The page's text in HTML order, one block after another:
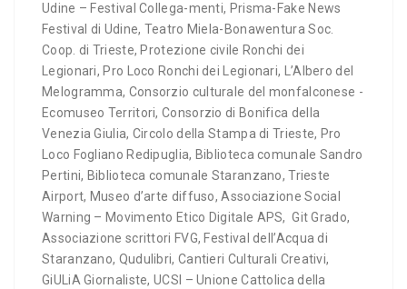
Udine – Festival Collega-menti, Prisma-Fake News
Festival di Udine, Teatro Miela-Bonawentura Soc.
Coop. di Trieste, Protezione civile Ronchi dei
Legionari, Pro Loco Ronchi dei Legionari, L’Albero del
Melogramma, Consorzio culturale del monfalconese -
Ecomuseo Territori, Consorzio di Bonifica della
Venezia Giulia, Circolo della Stampa di Trieste, Pro
Loco Fogliano Redipuglia, Biblioteca comunale Sandro
Pertini, Biblioteca comunale Staranzano, Trieste
Airport, Museo d’arte diffuso, Associazione Social
Warning – Movimento Etico Digitale APS, Git Grado,
Associazione scrittori FVG, Festival dell’Acqua di
Staranzano, Qudulibri, Cantieri Culturali Creativi,
GiULiA Giornaliste, UCSI – Unione Cattolica della